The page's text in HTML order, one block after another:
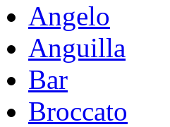
Angelo
Anguilla
Bar
Broccato